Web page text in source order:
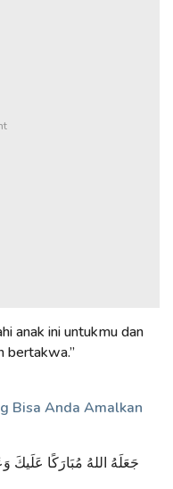
anak ini untukmu dan
bertakwa.”
Bisa Anda Amalkan
جَعَلَهُ اللهُ مُبَارَكًا